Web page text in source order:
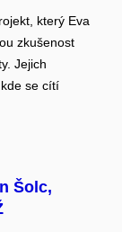
který Eva
zkušenost
Jejich
se cítí
Šolc,